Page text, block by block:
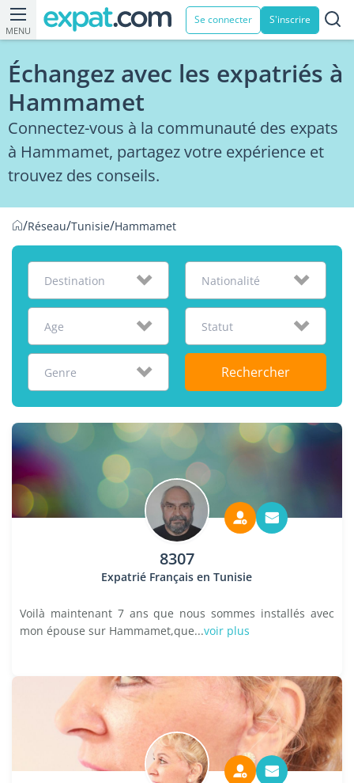
MENU
Se connecter S'inscrire
Échangez avec les expatriés à
Hammamet
Connectez-vous à la communauté des expats
à Hammamet, partagez votre expérience et
trouvez des conseils.
/Réseau/Tunisie/Hammamet
Destination Nationalité
Age Statut
Genre Rechercher
8307
Expatrié Français en Tunisie
Voilà maintenant 7 ans que nous sommes installés avec
mon épouse sur Hammamet,que...voir plus